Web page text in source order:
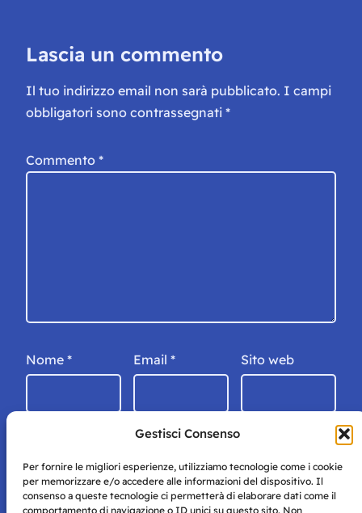
Gestisci Consenso
Per fornire le migliori esperienze, utilizziamo tecnologie come i cookie
per memorizzare e/o accedere alle informazioni del dispositivo. Il
consenso a queste tecnologie ci permetterà di elaborare dati come il
comportamento di navigazione o ID unici su questo sito. Non
Lascia un commento
Il tuo indirizzo email non sarà pubblicato. I campi
obbligatori sono contrassegnati *
Commento *
Nome * Email * Sito web